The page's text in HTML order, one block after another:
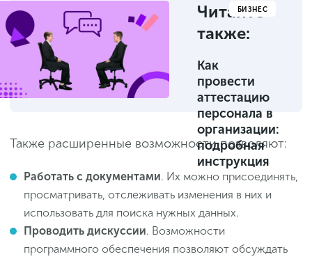
БИЗНЕС
Читайте
также:
Как
провести
аттестацию
персонала в
организации:
подробная
инструкция
Также расширенные возможности позволяют:
Работать с документами. Их можно присоединять,
просматривать, отслеживать изменения в них и
использовать для поиска нужных данных.
Проводить дискуссии. Возможности
программного обеспечения позволяют обсуждать